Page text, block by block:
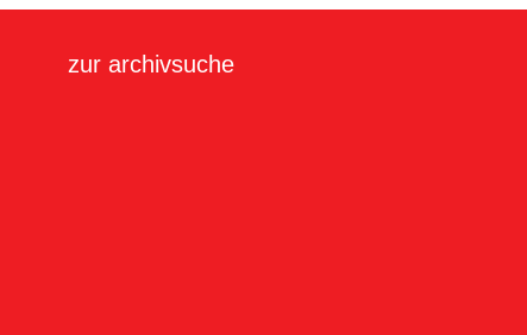
zur archivsuche